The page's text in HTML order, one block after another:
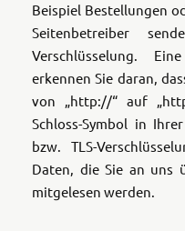
Beispiel Bestellungen
Seitenbetreiber
Verschlüsselung.
erkennen Sie daran,
von „http://“ auf
Schloss-Symbol in
bzw. TLS-
Daten, die Sie an uns
mitgelesen werden.